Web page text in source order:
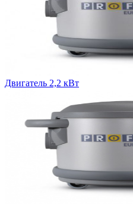
Двигатель 2,2 кВт